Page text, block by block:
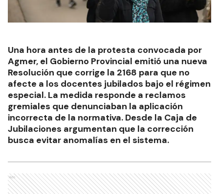
Una hora antes de la protesta convocada por
Agmer, el Gobierno Provincial emitió una nueva
Resolución que corrige la 2168 para que no
afecte a los docentes jubilados bajo el régimen
especial. La medida responde a reclamos
gremiales que denunciaban la aplicación
incorrecta de la normativa. Desde la Caja de
Jubilaciones argumentan que la corrección
busca evitar anomalías en el sistema.
Ads